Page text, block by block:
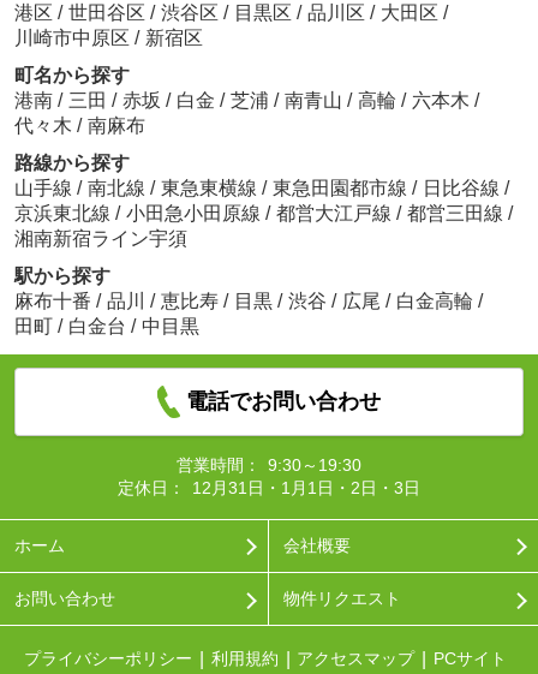
港区 / 世田谷区 / 渋谷区 / 目黒区 / 品川区 / 大田区 /
川崎市中原区 / 新宿区
町名から探す
港南 / 三田 / 赤坂 / 白金 / 芝浦 / 南青山 / 高輪 / 六本木 /
代々木 / 南麻布
路線から探す
山手線 / 南北線 / 東急東横線 / 東急田園都市線 / 日比谷線 /
京浜東北線 / 小田急小田原線 / 都営大江戸線 / 都営三田線 /
湘南新宿ライン宇須
駅から探す
麻布十番 / 品川 / 恵比寿 / 目黒 / 渋谷 / 広尾 / 白金高輪 /
田町 / 白金台 / 中目黒
電話でお問い合わせ
営業時間：
9:30～19:30
定休日：
12月31日・1月1日・2日・3日
ホーム 会社概要
お問い合わせ 物件リクエスト
プライバシーポリシー 利用規約 アクセスマップ PCサイト